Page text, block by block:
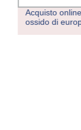
Acquisto
ossido di